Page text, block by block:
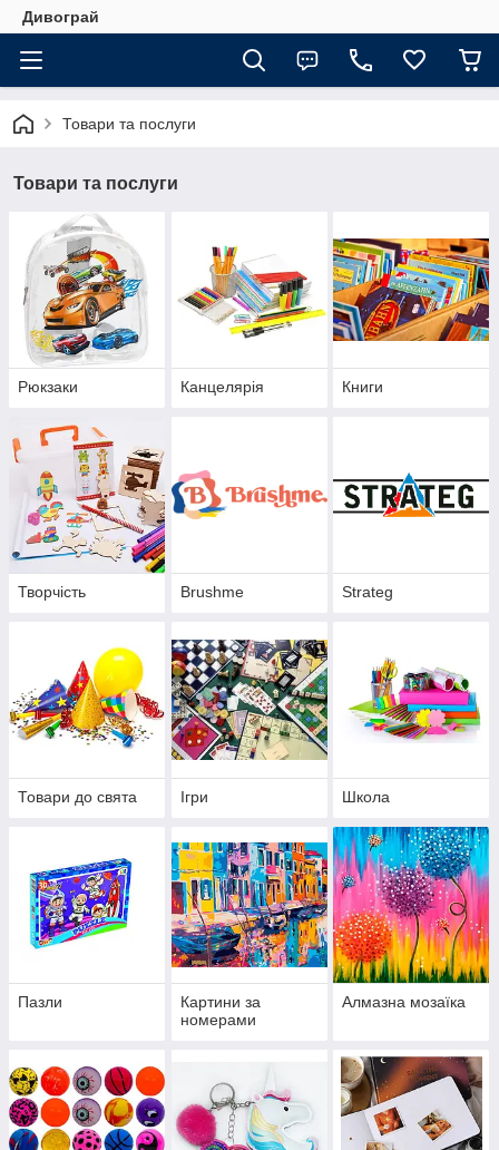
Дивограй
Товари та послуги
Товари та послуги
Рюкзаки Канцелярія Книги
Творчість Brushme Strateg
Товари до свята Ігри Школа
Пазли
Картини за
номерами
Алмазна мозаїка